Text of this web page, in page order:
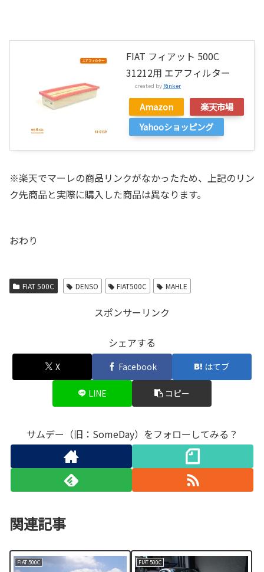
FIAT フィアット 500C
31212用 エアフィルター
created by Rinker
Amazon
楽天市場
Yahooショッピング
※楽天でマーレの商品リンクがなかったため、上記のリン
ク先商品と実際に購入した商品は異なります。
おわり
FIAT 500C DENSO FIAT500C MAHLE
スポンサーリンク
シェアする
X Facebook はてブ
LINE コピー
サムデー（旧：SomeDay）をフォローしてみる？
関連記事
FIAT 500C FIAT 500C